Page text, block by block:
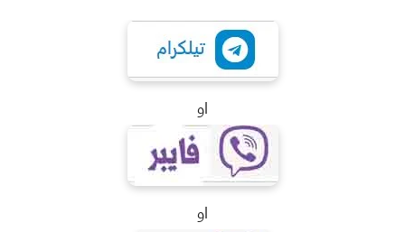
او
او